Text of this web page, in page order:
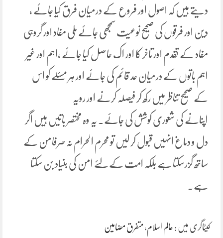
دیتے ہیں کہ اصول اور فروع کے درمیان فرق کیا جائے ،
دین اور فرقوں کی صحیح نوعیت سمجھی جائے ملی مفاد اور گروہی
مفاد کے تقدم اور تاخر کا اور اک حاصل کیا جائے ،اہم اور غیر
اہم باتوں کے درمیان حد قائم کی جائے اور ہر مسئلے کو اس
کے صحیح تناظر میں رکھ کر فیصلہ کرنے اور رویہ
اپنانے کی شعوری کوشش کی جائے۔ یہ وہ مختصر باتیں ہیں اگر
دل و دماغ انہیں قبول کر لیں تو محرم الحرام نہ صرفامن کے
ساتھ گزرسکتا ہے بلکہ امت کے لئے امن کی بنیاد بن سکتا
ہے۔
کیٹاگری میں : عالم اسلام ، متفرق مضامین